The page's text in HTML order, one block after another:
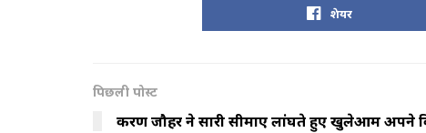
शेयर
पिछली पोस्ट
करण जौहर ने सारी सीमाएं लांघते हुए खुलेआम अपने